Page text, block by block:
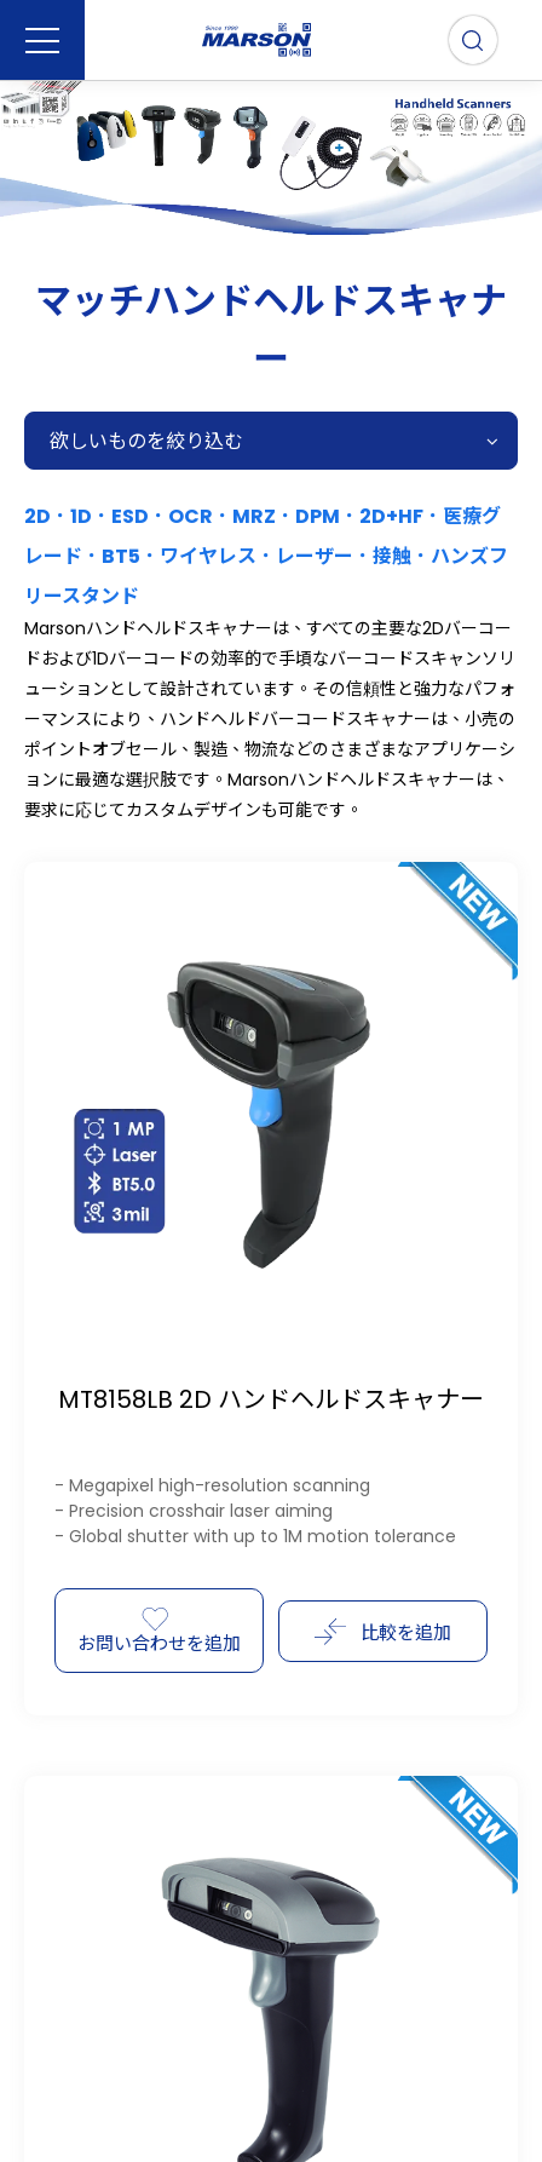
マッチハンドヘルドスキャナ
ー
欲しいものを絞り込む
2D．1D．ESD．OCR．MRZ．DPM．2D+HF．医療グ
レード．BT5．ワイヤレス．レーザー．接触．ハンズフ
リースタンド
Marsonハンドヘルドスキャナーは、すべての主要な2Dバーコー
ドおよび1Dバーコードの効率的で手頃なバーコードスキャンソリ
ューションとして設計されています。その信頼性と強力なパフォ
ーマンスにより、ハンドヘルドバーコードスキャナーは、小売の
ポイントオブセール、製造、物流などのさまざまなアプリケーシ
ョンに最適な選択肢です。Marsonハンドヘルドスキャナーは、
要求に応じてカスタムデザインも可能です。
MT8158LB 2D ハンドヘルドスキャナー
- Megapixel high-resolution scanning
- Precision crosshair laser aiming
- Global shutter with up to 1M motion tolerance
お問い合わせを追加 比較を追加